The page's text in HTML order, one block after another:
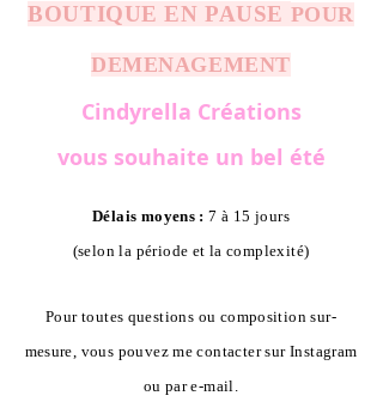
BOUTIQUE EN PAUSE POUR
DEMENAGEMENT
Cindyrella Créations
vous souhaite un bel été
Délais moyens : 7 à 15 jours
(selon la période et la complexité)
Pour toutes questions ou composition sur-
mesure, vous pouvez me contacter sur Instagram
ou par e-mail.